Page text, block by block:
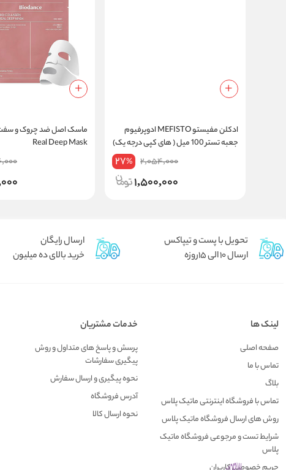
ادکلن مفیستو MEFISTO ادوپرفیوم
جعبه تستر 100 میل ( های کپی درجه یک)
2,054,000
27%
1,500,000
ماسک اصل ضد چروک و
Real Deep Mask
تحویل با پست و تیپاکس
ارسال 10 الی 15روزه
ارسال رایگان
خرید بالای ده میلیون
لینک ها
صفحه اصلی
تماس با ما
بلاگ
تماس با فروشگاه اینترنتی ماتیک پلاس
روش های ارسال فروشگاه ماتیک پلاس
شرایط تست و مرجوعی فروشگاه ماتیک
پلاس
خدمات مشتریان
پرسش و پاسخ های متداول و روش
پیگیری سفارشات
نحوه پیگیری و ارسال سفارش
آدرس فروشگاه
نحوه ارسال کالا